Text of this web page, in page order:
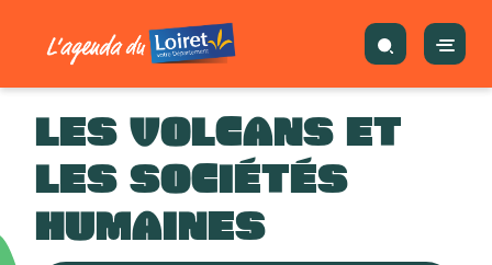
LES VOLCANS ET
LES SOCIÉTÉS
HUMAINES